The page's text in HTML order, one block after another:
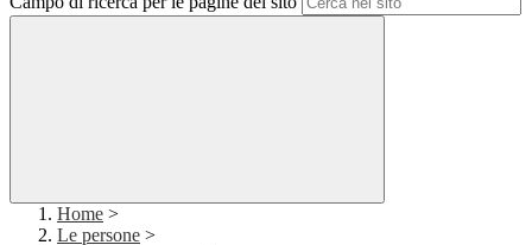
Home >
Le persone >